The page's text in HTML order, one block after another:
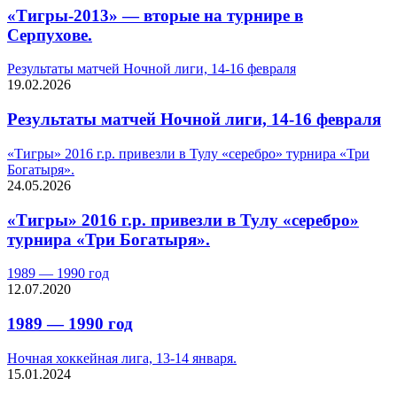
«Тигры-2013» — вторые на турнире в
Серпухове.
Результаты матчей Ночной лиги, 14-16 февраля
19.02.2026
Результаты матчей Ночной лиги, 14-16 февраля
«Тигры» 2016 г.р. привезли в Тулу «серебро» турнира «Три
Богатыря».
24.05.2026
«Тигры» 2016 г.р. привезли в Тулу «серебро»
турнира «Три Богатыря».
1989 — 1990 год
12.07.2020
1989 — 1990 год
Ночная хоккейная лига, 13-14 января.
15.01.2024